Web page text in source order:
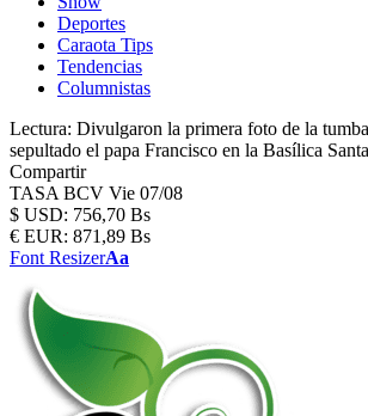
Deportes
Caraota Tips
Tendencias
Columnistas
Lectura: Divulgaron la primera foto de la
sepultado el papa Francisco en la Basílica
Compartir
TASA BCV Vie 07/08
$ USD: 756,70 Bs
€ EUR: 871,89 Bs
Font ResizerAa